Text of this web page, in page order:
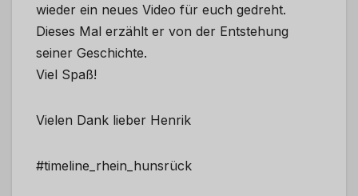
wieder ein neues Video für euch gedreht.
Dieses Mal erzählt er von der Entstehung
seiner Geschichte.
Viel Spaß!
Vielen Dank lieber Henrik
#timeline_rhein_hunsrück